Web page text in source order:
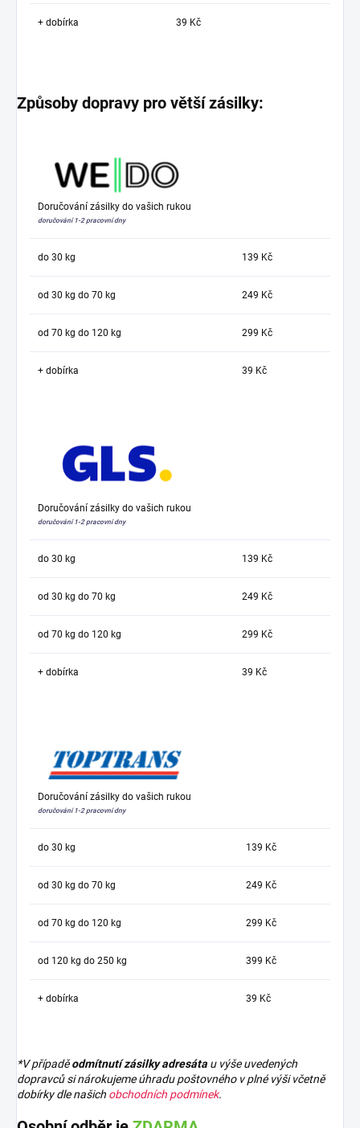
+ dobírka 39 Kč
Způsoby dopravy pro větší zásilky:
Doručování zásilky do vašich rukou
doručování 1-2 pracovní dny
do 30 kg 139 Kč
od 30 kg do 70 kg 249 Kč
od 70 kg do 120 kg 299 Kč
+ dobírka 39 Kč
Doručování zásilky do vašich rukou
doručování 1-2 pracovní dny
do 30 kg 139 Kč
od 30 kg do 70 kg 249 Kč
od 70 kg do 120 kg 299 Kč
+ dobírka 39 Kč
Doručování zásilky do vašich rukou
doručování 1-2 pracovní dny
do 30 kg 139 Kč
od 30 kg do 70 kg 249 Kč
od 70 kg do 120 kg 299 Kč
od 120 kg do 250 kg 399 Kč
+ dobírka 39 Kč
*V případěodmítnutí zásilky adresáta u výše uvedených
dopravců si nárokujeme úhradu poštovného v plné výši včetně
dobírky dle našich obchodních podmínek.